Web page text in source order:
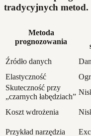
tradycyjnych metod.
Metoda
prognozowania
Źródło danych
Elastyczność
Skuteczność przy
„czarnych łabędziach”
Koszt wdrożenia
Przykład narzędzia